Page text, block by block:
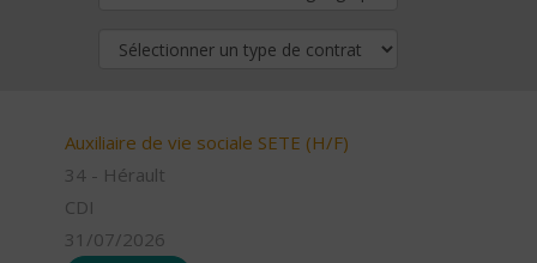
Auxiliaire de vie sociale SETE (H/F)
34 - Hérault
CDI
31/07/2026